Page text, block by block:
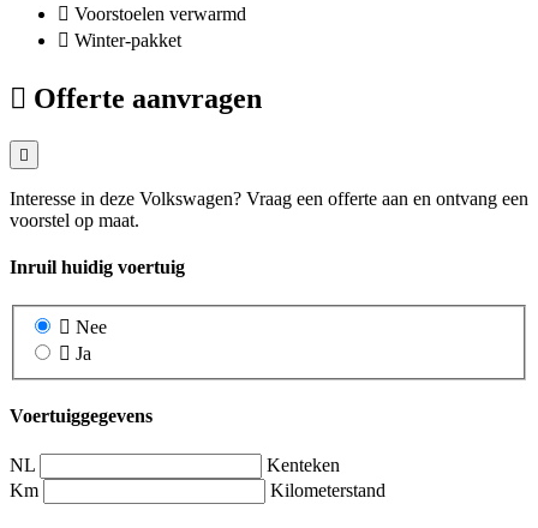
Voorstoelen verwarmd
Winter-pakket
Offerte aanvragen
Interesse in deze Volkswagen? Vraag een offerte aan en ontvang een
voorstel op maat.
Inruil huidig voertuig
Nee
Ja
Voertuiggegevens
NL
Kenteken
Km
Kilometerstand